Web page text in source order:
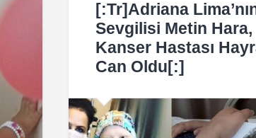
[:tr]Adriana
Sevgilisi Metin Hara,
Kanser Hastası
Can Oldu[:]